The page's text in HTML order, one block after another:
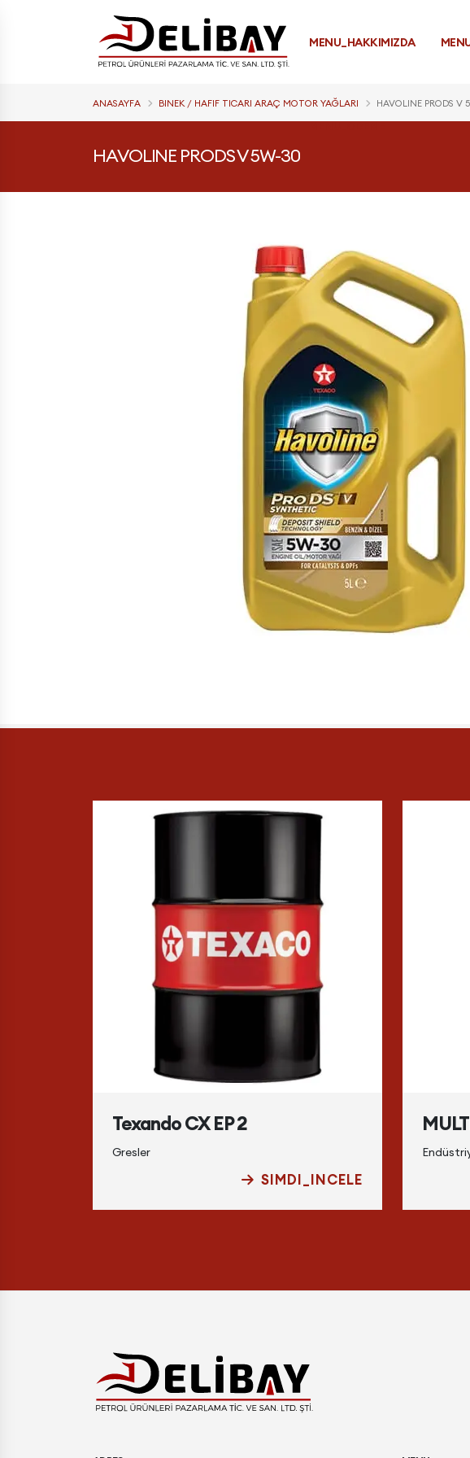
MENU_HAKKIMIZDA
MENU_ODEME
ANASAYFA BINEK / HAFIF TICARI ARAÇ MOTOR YAĞLARI HAVOLINE PRODS V
HAVOLINE PRODS V 5W-30
Texando CX EP 2
Gresler
SIMDI_INCELE